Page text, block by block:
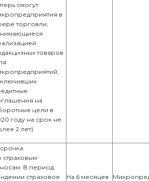
смогут
в
торговли,
товаров
на
цели в
году на срок не
2 лет).
страховым
В период
страховое
На 6 месяцев